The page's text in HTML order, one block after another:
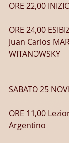
ORE 22,00
ORE 24,00
Juan Carlos
WITANOWSKY
SABATO 25
ORE 11,00
Argentino